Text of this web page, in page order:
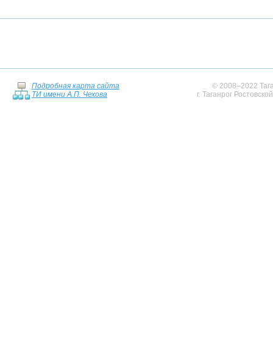
Подробная карта сайта
ТИ имени А.П. Чехова
© 2008–2022
г. Таганрог